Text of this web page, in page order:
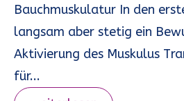
Bauchmuskulatur In den
langsam aber stetig ein
Aktivierung des Muskulus
für...